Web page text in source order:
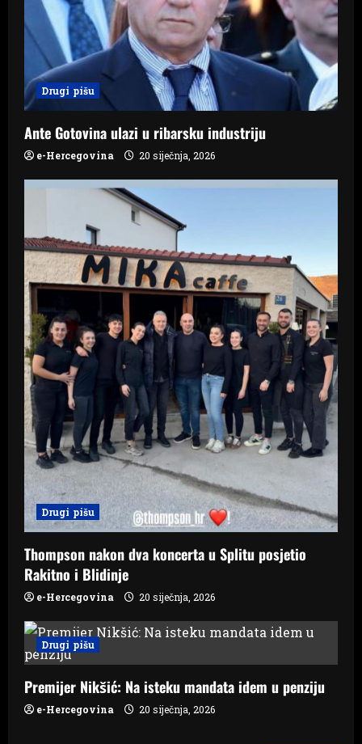
t
o
n
Drugi pišu
Ante Gotovina ulazi u ribarsku industriju
e-Hercegovina 20 siječnja, 2026
Drugi pišu
Thompson nakon dva koncerta u Splitu posjetio
Rakitno i Blidinje
e-Hercegovina 20 siječnja, 2026
Drugi pišu
Premijer Nikšić: Na isteku mandata idem u penziju
e-Hercegovina 20 siječnja, 2026